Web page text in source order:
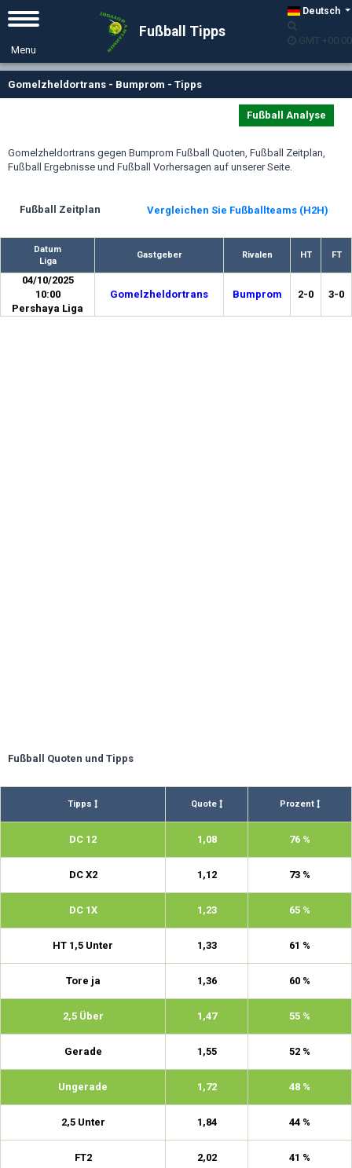
Deutsch
GMT +00:00
Fußball Tipps
Gomelzheldortrans - Bumprom - Tipps
Fußball Analyse
Gomelzheldortrans gegen Bumprom Fußball Quoten, Fußball Zeitplan,
Fußball Ergebnisse und Fußball Vorhersagen auf unserer Seite.
Fußball Zeitplan Vergleichen Sie Fußballteams (H2H)
Datum
Liga
Gastgeber Rivalen HT FT
04/10/2025
10:00
Pershaya Liga
Gomelzheldortrans Bumprom 2-0 3-0
Fußball Quoten und Tipps
Tipps Quote Prozent
DC 12 1,08 76 %
DC X2 1,12 73 %
DC 1X 1,23 65 %
HT 1,5 Unter 1,33 61 %
Tore ja 1,36 60 %
2,5 Über 1,47 55 %
Gerade 1,55 52 %
Ungerade 1,72 48 %
2,5 Unter 1,84 44 %
FT2 2,02 41 %